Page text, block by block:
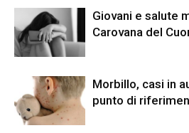
Giovani e salute
Carovana del
Morbillo, casi in
punto di